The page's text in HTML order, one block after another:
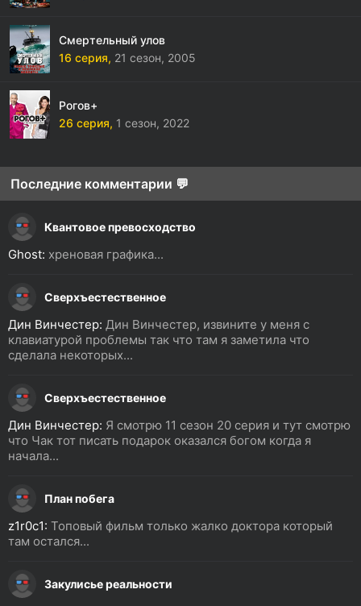
Смертельный улов
16 серия, 21 сезон, 2005
Рогов+
26 серия, 1 сезон, 2022
Последние комментарии 💬
Квантовое превосходство
Ghost: хреновая графика...
Сверхъестественное
Дин Винчестер: Дин Винчестер, извините у меня с
клавиатурой проблемы так что там я заметила что
сделала некоторых...
Сверхъестественное
Дин Винчестер: Я смотрю 11 сезон 20 серия и тут смотрю
что Чак тот писать подарок оказался богом когда я
начала...
План побега
z1r0c1: Топовый фильм только жалко доктора который
там остался...
Закулисье реальности